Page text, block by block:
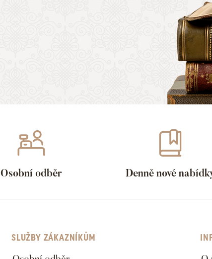
Osobní odběr Denně nové
SLUŽBY ZÁKAZNÍKŮM